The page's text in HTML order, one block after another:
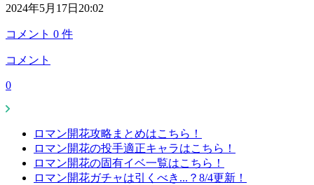
2024年5月17日20:02
コメント 0 件
コメント
0
ロマン開花攻略まとめはこちら！
ロマン開花の投手適正キャラはこちら！
ロマン開花の固有イベ一覧はこちら！
ロマン開花ガチャは引くべき...？8/4更新！